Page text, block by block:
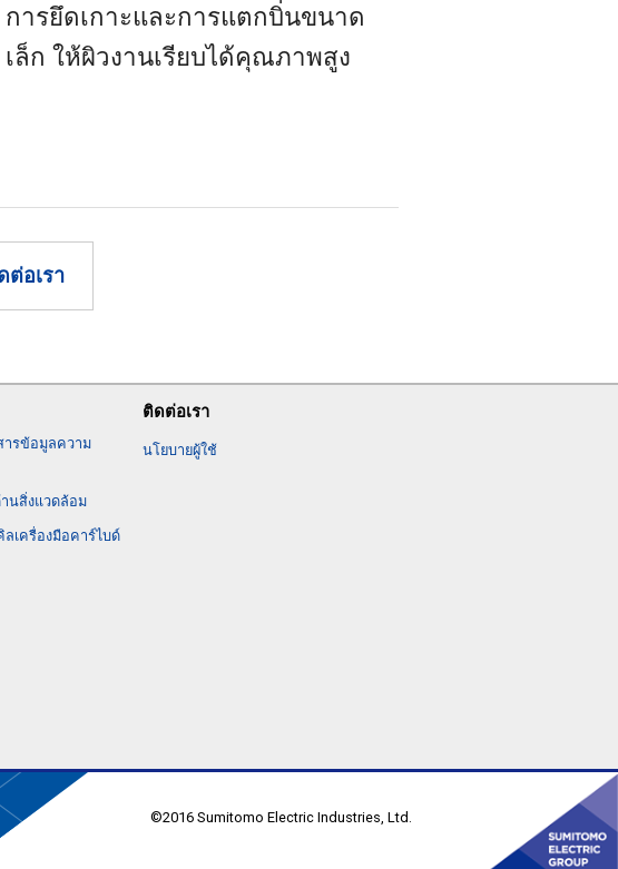
การยึดเกาะและการแตกบิ่นขนาด
เล็ก ให้ผิวงานเรียบได้คุณภาพสูง
ต่อเรา
ารข้อมูลความ
นสิ่งแวดล้อม
ลเครื่องมือคาร์ไบด์
ติดต่อเรา
นโยบายผู้ใช้
©2016 Sumitomo Electric Industries, Ltd.